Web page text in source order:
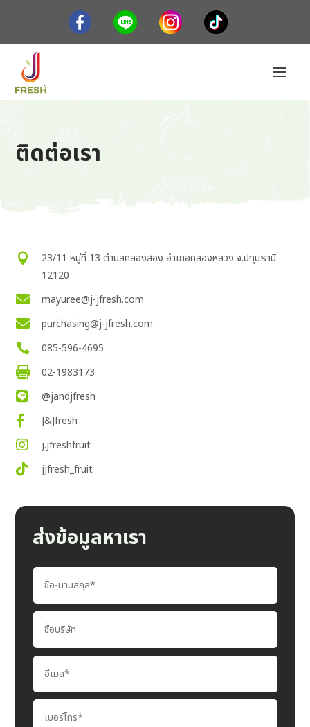
ติดต่อเรา

23/11 หมู่ที่ 13 ตำบลคลองสอง อำเภอคลองหลวง จ.ปทุมธานี
12120

mayuree@j-jfresh.com

purchasing@j-jfresh.com
 085-596-4695

02-1983173

@jandjfresh

J&Jfresh

j.jfreshfruit

jjfresh_fruit
ส่งข้อมูลหาเรา